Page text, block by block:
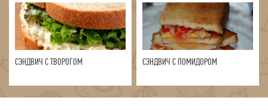
СЭНДВИЧ С ТВОРОГОМ СЭНДВИЧ С ПОМИДОРОМ